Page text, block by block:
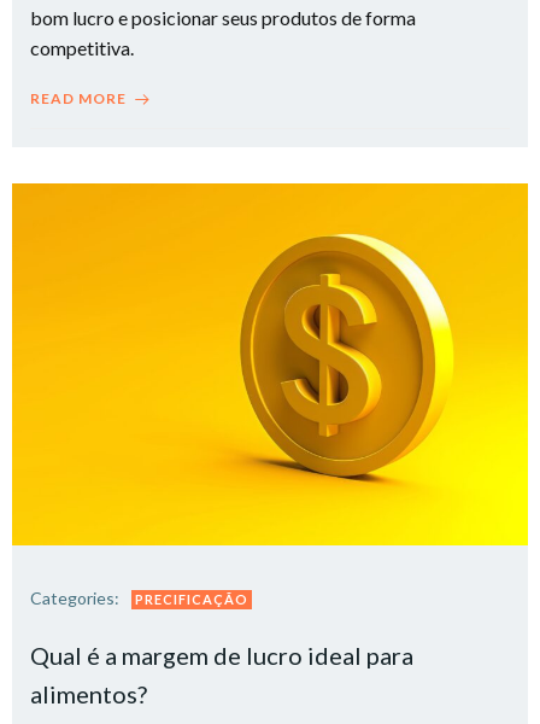
bom lucro e posicionar seus produtos de forma
competitiva.
READ MORE
Categories: PRECIFICAÇÃO
Qual é a margem de lucro ideal para
alimentos?